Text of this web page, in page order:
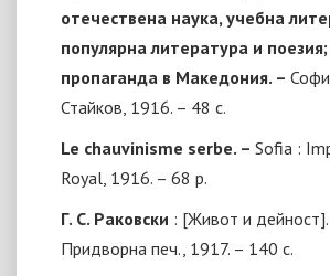
отечествена наука, учебна
популярна литература и
пропаганда в Македония. –
Стайков, 1916. – 48 с.
Le chauvinisme serbe. – Sofia :
Royal, 1916. – 68 p.
Г. С. Раковски : [Живот и
Придворна печ., 1917. – 140 с.